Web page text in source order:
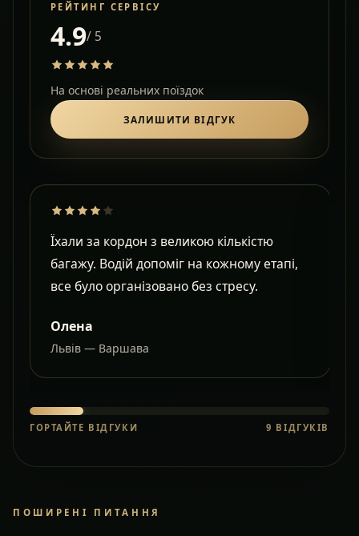
РЕЙТИНГ СЕРВІСУ
4.9/ 5
На основі реальних поїздок
ЗАЛИШИТИ ВІДГУК
Їхали за кордон з великою кількістю
багажу. Водій допоміг на кожному етапі,
все було організовано без стресу.
Олена
Львів — Варшава
ГОРТАЙТЕ ВІДГУКИ 9 ВІДГУКІВ
ПОШИРЕНІ ПИТАННЯ